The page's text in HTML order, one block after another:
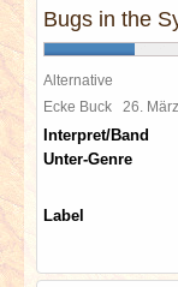
Bugs in the
Alternative
Ecke Buck 26.
Interpret/Band
Unter-Genre
Label